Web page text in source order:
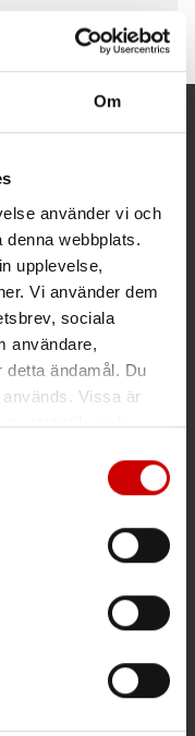
Om
använder vi och
webbplats.
upplevelse,
Vi använder dem
sociala
användare,
ändamål. Du
Vissa är
av statistik- och
Genom
överföringar. Läs
10 00